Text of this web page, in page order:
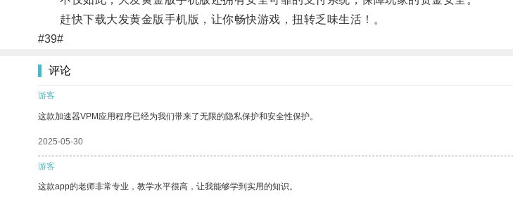
赶快下载大发黄金版手机版，让你畅快游戏，扭转乏味生活！。
#39#
评论
游客
这款加速器VPM应用程序已经为我们带来了无限的隐私保护和安全性保护。
2025-05-30
游客
这款app的老师非常专业，教学水平很高，让我能够学到实用的知识。